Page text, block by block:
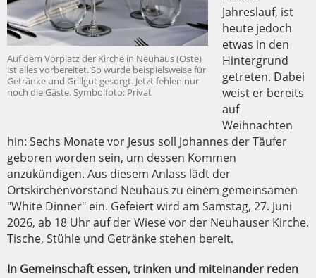
Auf dem Vorplatz der Kirche in Neuhaus (Oste)
ist alles vorbereitet. So wurde beispielsweise für
Getränke und Grillgut gesorgt. Jetzt fehlen nur
noch die Gäste. Symbolfoto: Privat
Jahreslauf, ist
heute jedoch
etwas in den
Hintergrund
getreten. Dabei
weist er bereits
auf
Weihnachten
hin: Sechs Monate vor Jesus soll Johannes der Täufer
geboren worden sein, um dessen Kommen
anzukündigen. Aus diesem Anlass lädt der
Ortskirchenvorstand Neuhaus zu einem gemeinsamen
"White Dinner" ein. Gefeiert wird am Samstag, 27. Juni
2026, ab 18 Uhr auf der Wiese vor der Neuhauser Kirche.
Tische, Stühle und Getränke stehen bereit.
In Gemeinschaft essen, trinken und miteinander reden